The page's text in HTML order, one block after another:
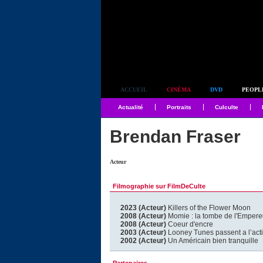
ACCUEIL CINÉMA DVD
Actualité Portraits Culculte
Brendan Fraser
Acteur
Filmographie sur FilmDeCulte
2023 (Acteur) Killers of the Flower Moon
2008 (Acteur) Momie : la tombe de
2008 (Acteur) Coeur d'encre
2003 (Acteur) Looney Tunes passent a
2002 (Acteur) Un Américain bien tranquille